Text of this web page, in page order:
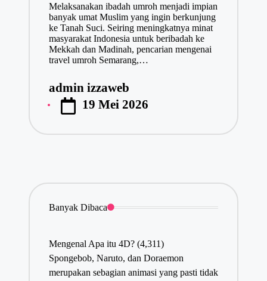
Melaksanakan ibadah umroh menjadi impian
banyak umat Muslim yang ingin berkunjung
ke Tanah Suci. Seiring meningkatnya minat
masyarakat Indonesia untuk beribadah ke
Mekkah dan Madinah, pencarian mengenai
travel umroh Semarang,…
Posted
by
admin izzaweb
19 Mei 2026
Banyak Dibaca
Mengenal Apa itu 4D? (4,311)
Spongebob, Naruto, dan Doraemon
merupakan sebagian animasi yang pasti tidak